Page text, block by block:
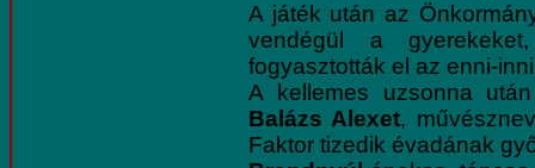
A játék után az
vendégül a
fogyasztották el az enni-
A kellemes uzsonna
Balázs Alexet,
Faktor tizedik évadának